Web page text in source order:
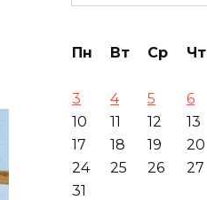
Пн Вт Ср Чт
3
4 5 6
10
11 12 13
17
18 19 20
24
25 26 27
31